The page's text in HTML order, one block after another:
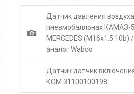
1
Датчик давления
пневмобаллонах КАМАЗ-
MERCEDES (M16х1.5 10b) /
аналог Wabco
Датчик датчик
КОМ 31100100198